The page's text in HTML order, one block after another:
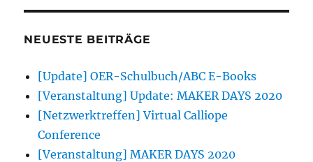
NEUESTE BEITRÄGE
[Update] OER-Schulbuch/ABC E-Books
[Veranstaltung] Update: MAKER DAYS 2020
[Netzwerktreffen] Virtual Calliope
Conference
[Veranstaltung] MAKER DAYS 2020